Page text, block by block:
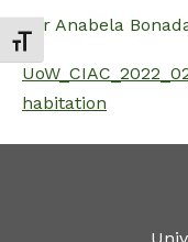
Changer la taille de la
Par Anabela
habitation